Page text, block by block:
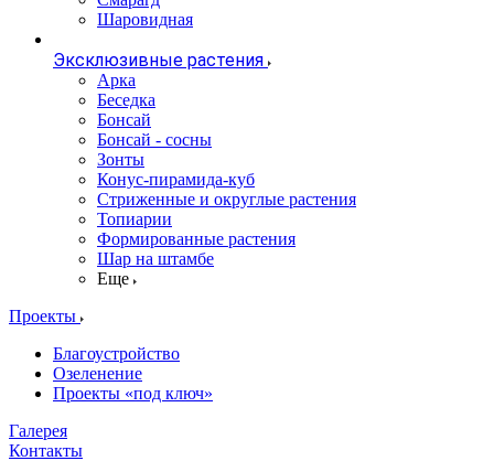
Шаровидная
Эксклюзивные растения
Арка
Беседка
Бонсай
Бонсай - сосны
Зонты
Конус-пирамида-куб
Стриженные и округлые растения
Топиарии
Формированные растения
Шар на штамбе
Еще
Проекты
Благоустройство
Озеленение
Проекты «под ключ»
Галерея
Контакты